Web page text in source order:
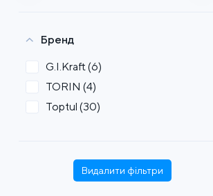
Бренд
G.I.Kraft(6)
TORIN (4)
Toptul (30)
Видалити фільтри